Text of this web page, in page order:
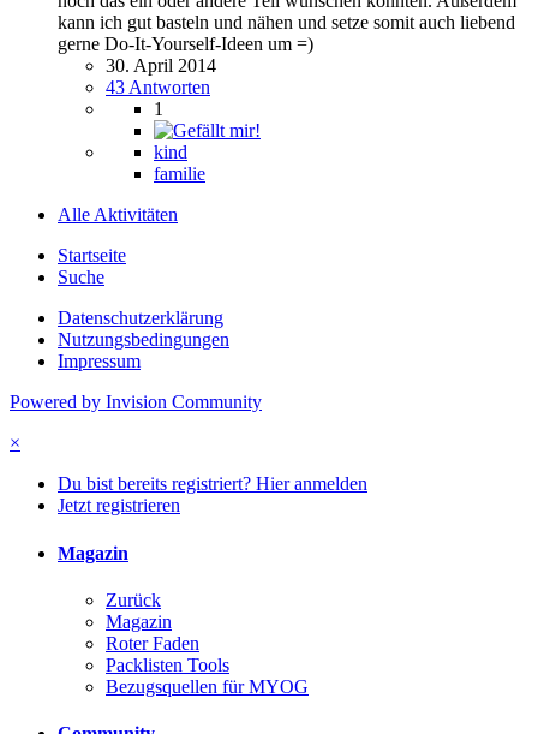
kann ich gut basteln und nähen und setze somit auch liebend
gerne Do-It-Yourself-Ideen um =)
30. April 2014
43 Antworten
1
kind
familie
Alle Aktivitäten
Startseite
Suche
Datenschutzerklärung
Nutzungsbedingungen
Impressum
Powered by Invision Community
×
Du bist bereits registriert? Hier anmelden
Jetzt registrieren
Magazin
Zurück
Magazin
Roter Faden
Packlisten Tools
Bezugsquellen für MYOG